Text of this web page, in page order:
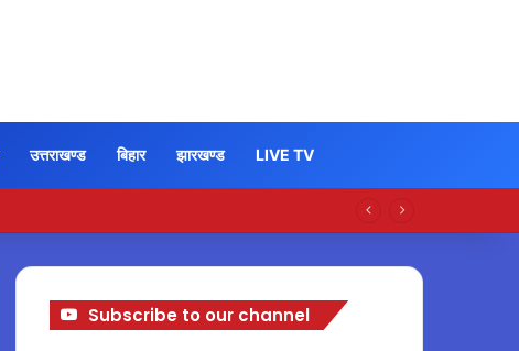
उत्तराखण्ड बिहार झारखण्ड LIVE TV
Subscribe to our channel